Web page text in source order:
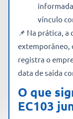
vínculo
📌 Na prática,
extemporâneo,
registra o
data de saída
O que
EC103